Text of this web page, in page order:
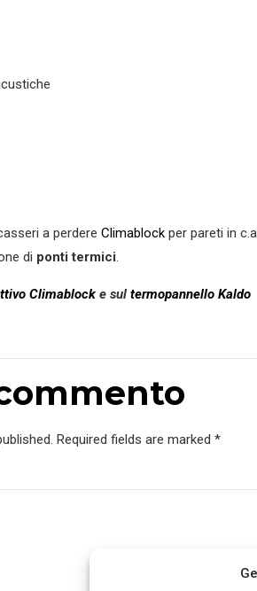
a perdere Climablock per pareti in
di ponti termici
Climablock e sul termopannello Kaldo
Required fields are marked *